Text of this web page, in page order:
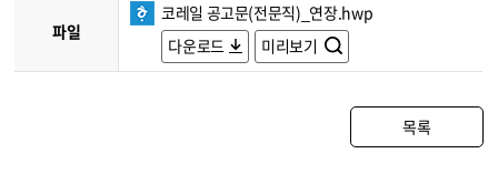
파일
코레일 공고문(전문직)_연장.hwp
다운로드
미리보기
목록